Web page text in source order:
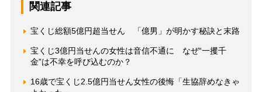
関連記事
宝くじ総額5億円超当せん 「億男」が明かす秘訣と末路
宝くじ3億円当せんの女性は音信不通に なぜ“一攫千
金”は不幸を呼び込むのか？
16歳で宝くじ2.5億円当せん女性の後悔「生協辞めなきゃ